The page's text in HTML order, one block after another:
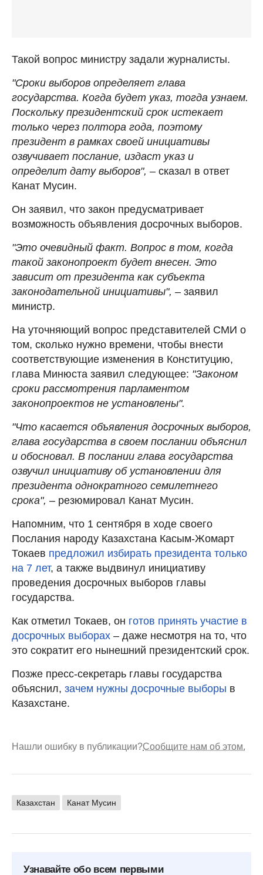
Такой вопрос министру задали журналисты.
"Сроки выборов определяет глава
государства. Когда будет указ, тогда узнаем.
Поскольку президентский срок истекает
только через полтора года, поэтому
президент в рамках своей инициативы
озвучивает послание, издаст указ и
определит дату выборов", – сказал в ответ
Канат Мусин.
Он заявил, что закон предусматривает
возможность объявления досрочных выборов.
"Это очевидный факт. Вопрос в том, когда
такой законопроект будет внесен. Это
зависит от президента как субъекта
законодательной инициативы", – заявил
министр.
На уточняющий вопрос представителей СМИ о
том, сколько нужно времени, чтобы внести
соответствующие изменения в Конституцию,
глава Минюста заявил следующее: "Законом
сроки рассмотрения парламентом
законопроектов не установлены".
"Что касается объявления досрочных выборов,
глава государства в своем послании объяснил
и обосновал. В послании глава государства
озвучил инициативу об установлении для
президента однократного семилетнего
срока", – резюмировал Канат Мусин.
Напомним, что 1 сентября в ходе своего
Послания народу Казахстана Касым-Жомарт
Токаев предложил избирать президента только
на 7 лет, а также выдвинул инициативу
проведения досрочных выборов главы
государства.
Как отметил Токаев, он готов принять участие в
досрочных выборах – даже несмотря на то, что
это сократит его нынешний президентский срок.
Позже пресс-секретарь главы государства
объяснил, зачем нужны досрочные выборы в
Казахстане.
Нашли ошибку в публикации?Сообщите нам об этом.
Казахстан Канат Мусин
Узнавайте обо всем первыми